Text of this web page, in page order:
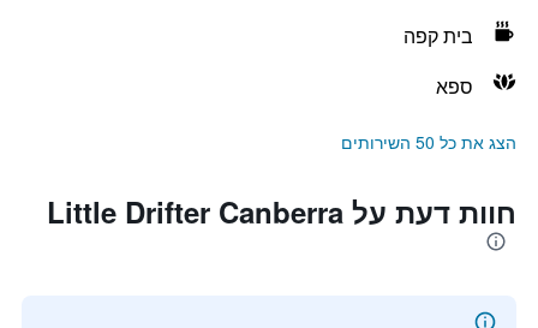
בית קפה
ספא
הצג את כל 50 השירותים
חוות דעת על Little Drifter Canberra